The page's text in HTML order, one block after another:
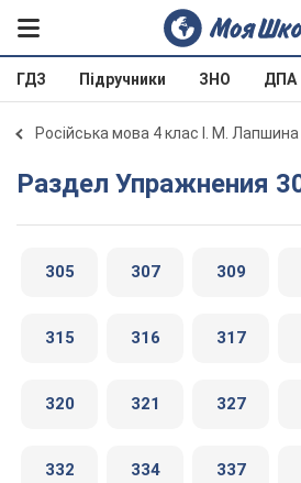
ГДЗ Підручники ЗНО ДПА
Російська мова 4 клас І. М.
Раздел Упражнения
305 307 309
315 316 317
320 321 327
332 334 337